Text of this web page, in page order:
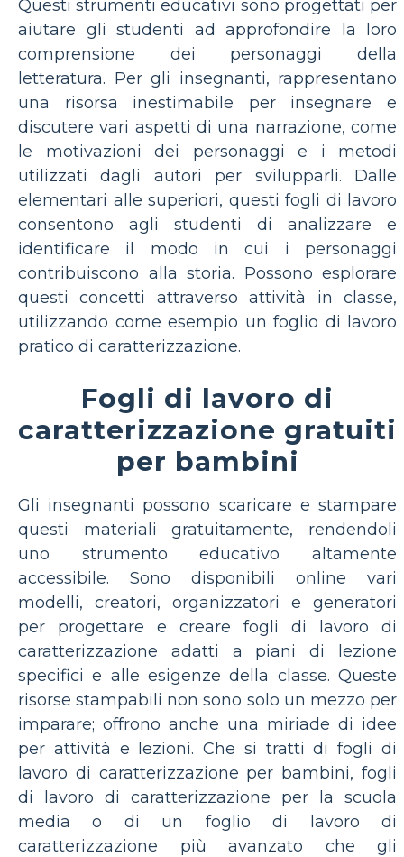
Questi strumenti educativi sono progettati per
aiutare gli studenti ad approfondire la loro
comprensione dei personaggi della
letteratura. Per gli insegnanti, rappresentano
una risorsa inestimabile per insegnare e
discutere vari aspetti di una narrazione, come
le motivazioni dei personaggi e i metodi
utilizzati dagli autori per svilupparli. Dalle
elementari alle superiori, questi fogli di lavoro
consentono agli studenti di analizzare e
identificare il modo in cui i personaggi
contribuiscono alla storia. Possono esplorare
questi concetti attraverso attività in classe,
utilizzando come esempio un foglio di lavoro
pratico di caratterizzazione.
Fogli di lavoro di
caratterizzazione gratuiti
per bambini
Gli insegnanti possono scaricare e stampare
questi materiali gratuitamente, rendendoli
uno strumento educativo altamente
accessibile. Sono disponibili online vari
modelli, creatori, organizzatori e generatori
per progettare e creare fogli di lavoro di
caratterizzazione adatti a piani di lezione
specifici e alle esigenze della classe. Queste
risorse stampabili non sono solo un mezzo per
imparare; offrono anche una miriade di idee
per attività e lezioni. Che si tratti di fogli di
lavoro di caratterizzazione per bambini, fogli
di lavoro di caratterizzazione per la scuola
media o di un foglio di lavoro di
caratterizzazione più avanzato che gli